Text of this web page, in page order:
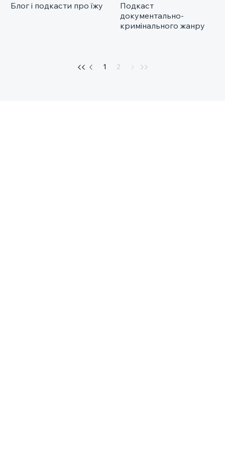
Блог і подкасти про їжу
Подкаст
документально-
кримінального жанру
1 2